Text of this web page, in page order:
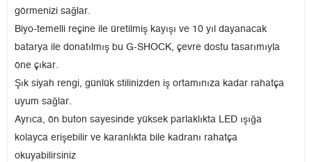
görmenizi sağlar.
Biyo-temelli reçine ile üretilmiş kayışı ve 10 yıl dayanacak
batarya ile donatılmış bu G-SHOCK, çevre dostu tasarımıyla
öne çıkar.
Şık siyah rengi, günlük stilinizden iş ortamınıza kadar rahatça
uyum sağlar.
Ayrıca, ön buton sayesinde yüksek parlaklıkta LED ışığa
kolayca erişebilir ve karanlıkta bile kadranı rahatça
okuyabilirsiniz